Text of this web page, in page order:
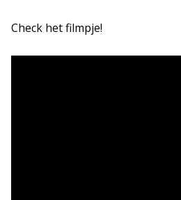
Check het filmpje!